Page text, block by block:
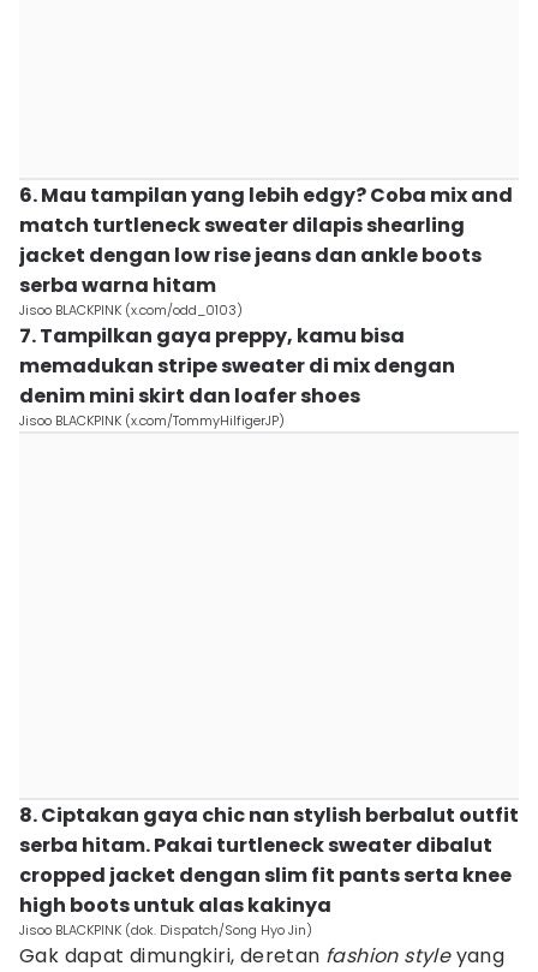
6. Mau tampilan yang lebih edgy? Coba mix and
match turtleneck sweater dilapis shearling
jacket dengan low rise jeans dan ankle boots
serba warna hitam
Jisoo BLACKPINK (x.com/odd_0103)
7. Tampilkan gaya preppy, kamu bisa
memadukan stripe sweater di mix dengan
denim mini skirt dan loafer shoes
Jisoo BLACKPINK (x.com/TommyHilfigerJP)
8. Ciptakan gaya chic nan stylish berbalut outfit
serba hitam. Pakai turtleneck sweater dibalut
cropped jacket dengan slim fit pants serta knee
high boots untuk alas kakinya
Jisoo BLACKPINK (dok. Dispatch/Song Hyo Jin)
Gak dapat dimungkiri, deretan fashion styleyang